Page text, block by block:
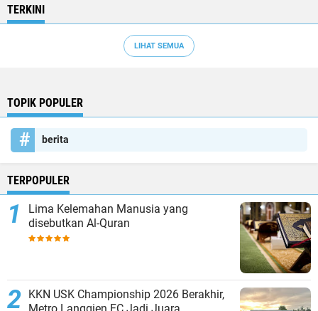
TERKINI
LIHAT SEMUA
TOPIK POPULER
berita
TERPOPULER
Lima Kelemahan Manusia yang
disebutkan Al-Quran
KKN USK Championship 2026 Berakhir,